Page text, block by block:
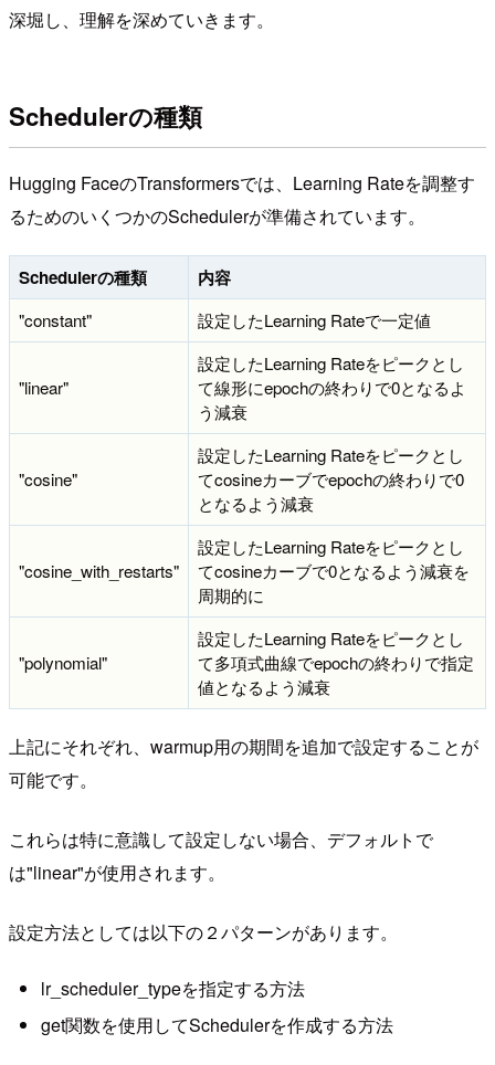
深堀し、理解を深めていきます。
Schedulerの種類
Hugging FaceのTransformersでは、Learning Rateを調整す
るためのいくつかのSchedulerが準備されています。
Schedulerの種類 内容
"constant" 設定したLearning Rateで一定値
"linear"
設定したLearning Rateをピークとし
て線形にepochの終わりで0となるよ
う減衰
"cosine"
設定したLearning Rateをピークとし
てcosineカーブでepochの終わりで0
となるよう減衰
"cosine_with_restarts"
設定したLearning Rateをピークとし
てcosineカーブで0となるよう減衰を
周期的に
"polynomial"
設定したLearning Rateをピークとし
て多項式曲線でepochの終わりで指定
値となるよう減衰
上記にそれぞれ、warmup用の期間を追加で設定することが
可能です。
これらは特に意識して設定しない場合、デフォルトで
は"linear"が使用されます。
設定方法としては以下の２パターンがあります。
lr_scheduler_typeを指定する方法
get関数を使用してSchedulerを作成する方法